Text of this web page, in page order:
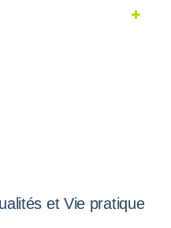
et Vie pratique